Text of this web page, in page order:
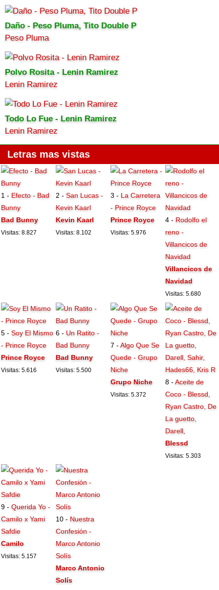
Daño - Peso Pluma, Tito Double P
Peso Pluma
Polvo Rosita - Lenin Ramirez
Lenin Ramirez
Todo Lo Fue - Lenin Ramirez
Lenin Ramirez
Letras mas vistas
1 - Efecto - Bad
Bunny
Bad Bunny
Visitas: 8.827
2 -San Lucas -
Kevin Kaarl
Kevin Kaarl
Visitas: 8.102
3 - La Carretera
- Prince Royce
Prince Royce
Visitas: 5.976
4 - Rodolfo el
reno -
Villancicos de
Navidad
Villancicos de
Navidad
Visitas: 5.680
5 -Soy El Mismo
- Prince Royce
Prince Royce
Visitas: 5.616
6 - Un Ratito -
Bad Bunny
Bad Bunny
Visitas: 5.500
7 -Algo Que Se
Quede - Grupo
Niche
Grupo Niche
Visitas: 5.372
8 -Aceite de
Coco - Blessd,
Ryan Castro, De
La guetto,
Darell,
Blessd
Visitas: 5.303
9 -Querida Yo -
Camilo x Yami
Safdie
Camilo
Visitas: 5.157
10 - Nuestra
Confesión -
Marco Antonio
Solís
Marco Antonio
Solís